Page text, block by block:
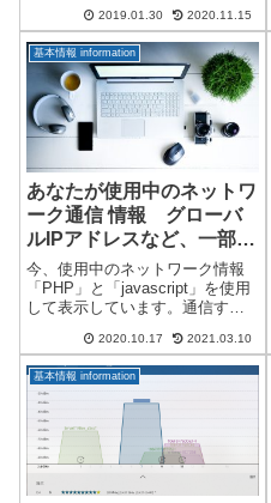
ット接続を提供するのがプロバ
イダになります。基本的に回線
とプロバイダは自由に選択でき
ます。CATVケーブルを使用して
いる場合は、...
2019.01.30 2020.11.15
基本情報 information
あなたが使用中のネットワ
ーク通信 情報 グローバ
ルIPアドレスなど、一部表
示 PHP・javascript 使用
今、使用中のネットワーク情報
「PHP」と「javascript」を使用
して表示しています。通信する
一部のみ表示しています。イン
ターネット通信・WEB閲覧する
際に、様々な情報が使用されて
います。※クローバルIPアド...
2020.10.17 2021.03.10
基本情報 information